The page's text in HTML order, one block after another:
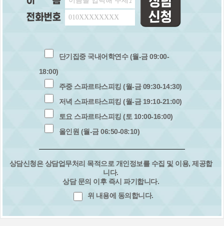
단기집중 국내어학연수 (월-금 09:00-
18:00)
주중 스파르타스피킹 (월-금 09:30-14:30)
저녁 스파르타스피킹 (월-금 19:10-21:00)
토요 스파르타스피킹 (토 10:00-16:00)
올인원 (월-금 06:50-08:10)
상담신청은 상담업무처리 목적으로 개인정보를 수집 및 이용, 제공합
니다.
상담 문의 이후 즉시 파기합니다.
위 내용에 동의합니다.